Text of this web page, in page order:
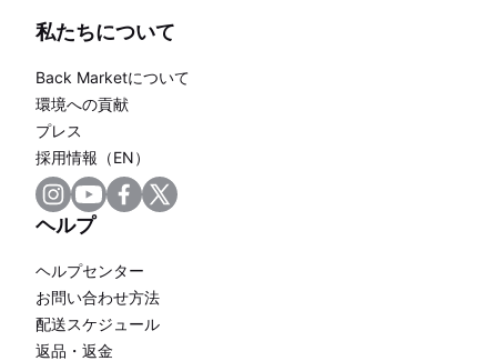
私たちについて
Back Marketについて
環境への貢献
プレス
採用情報（EN）
ヘルプ
ヘルプセンター
お問い合わせ方法
配送スケジュール
返品・返金